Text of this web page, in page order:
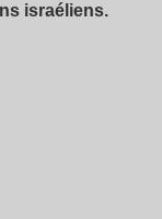
israéliens.